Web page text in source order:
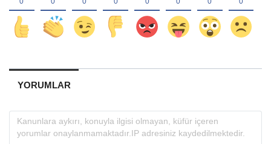
YORUMLAR